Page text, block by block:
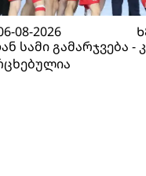
08-2026
სამი გამარჯვება -